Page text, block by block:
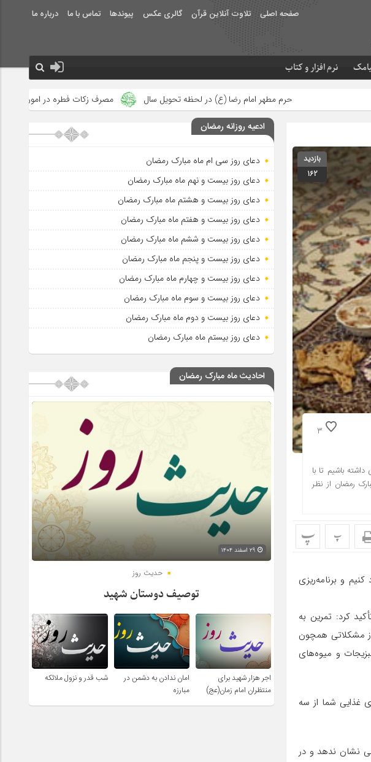
صفحه اصلی تلاوت آنلاین قرآن گالری عکس پیوندها تماس با ما درباره ما
نرم افزار و کتاب
حرم مطهر امام رضا (ع) در لحظه تحویل سال مصرف زکات فطره در امور فرهنگی جلوه‌های بزرگ
بازدید
162
3
باشیم تا با
رمضان از نظر
پ پ
و برنامه‌ریزی
کرد: تمرین به
مشکلاتی همچون
و میوه‌های
غذایی شما از سه
نشان ندهد و در
ادعیه روزانه رمضان
دعای روز سی ام ماه مبارک رمضان
دعای روز بیست و نهم ماه مبارک رمضان
دعای روز بیست و هشتم ماه مبارک رمضان
دعای روز بیست و هفتم ماه مبارک رمضان
دعای روز بیست و ششم ماه مبارک رمضان
دعای روز بیست و پنجم ماه مبارک رمضان
دعای روز بیست و چهارم ماه مبارک رمضان
دعای روز بیست و سوم ماه مبارک رمضان
دعای روز بیست و دوم ماه مبارک رمضان
دعای روز بیستم ماه مبارک رمضان
احادیث ماه مبارک رمضان
حدیث روز
توصیف دوستان شهید
اجر هزار شهید برای
منتظران امام زمان(عج)
امان ندادن به دشمن در
مبارزه
شب قدر و نزول ملائکه